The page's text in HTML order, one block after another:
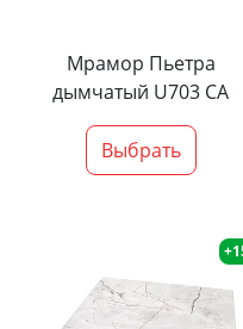
Мрамор Пьетра
дымчатый U703 CA
Выбрать